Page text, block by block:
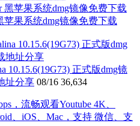
苹果系统dmg镜像免费下载
10.15.6(19G73) 正式版dmg镜
址分享 08/16 36,634